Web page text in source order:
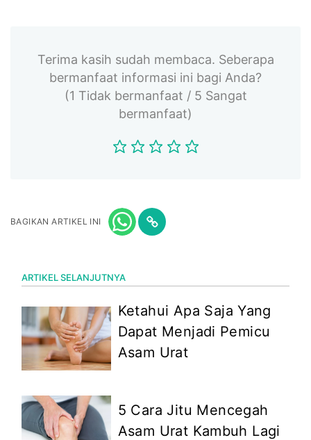
Terima kasih sudah membaca. Seberapa
bermanfaat informasi ini bagi Anda?
(1 Tidak bermanfaat / 5 Sangat
bermanfaat)
BAGIKAN ARTIKEL INI
ARTIKEL SELANJUTNYA
Ketahui Apa Saja Yang
Dapat Menjadi Pemicu
Asam Urat
5 Cara Jitu Mencegah
Asam Urat Kambuh Lagi